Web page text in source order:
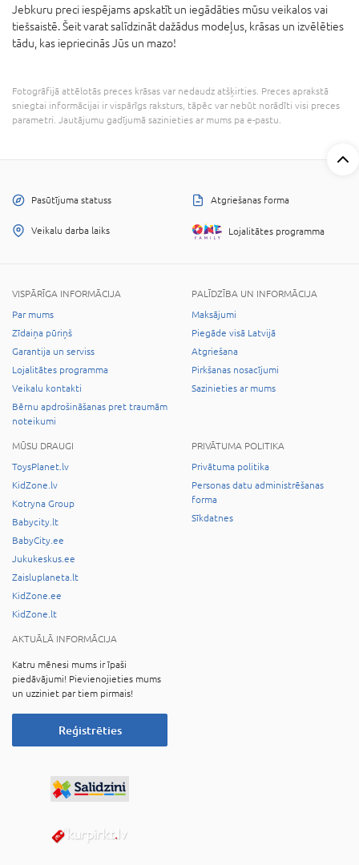
Jebkuru preci iespējams apskatīt un iegādāties mūsu veikalos vai
tiešsaistē. Šeit varat salīdzināt dažādus modeļus, krāsas un izvēlēties
tādu, kas iepriecinās Jūs un mazo!
Fotogrāfijā attēlotās preces krāsas var nedaudz atšķirties. Preces aprakstā
sniegtai informācijai ir vispārīgs raksturs, tāpēc var nebūt norādīti visi preces
parametri. Jautājumu gadījumā sazinieties ar mums pa e-pastu.
Pasūtījuma statuss Atgriešanas forma
Veikalu darba laiks Lojalitātes programma
VISPĀRĪGA INFORMĀCIJA
Par mums
Zīdaiņa pūriņš
Garantija un serviss
Lojalitātes programma
Veikalu kontakti
Bērnu apdrošināšanas pret traumām
noteikumi
PALĪDZĪBA UN INFORMĀCIJA
Maksājumi
Piegāde visā Latvijā
Atgriešana
Pirkšanas nosacījumi
Sazinieties ar mums
MŪSU DRAUGI
ToysPlanet.lv
KidZone.lv
Kotryna Group
Babycity.lt
BabyCity.ee
Jukukeskus.ee
Zaisluplaneta.lt
KidZone.ee
KidZone.lt
PRIVĀTUMA POLITIKA
Privātuma politika
Personas datu administrēšanas
forma
Sīkdatnes
AKTUĀLĀ INFORMĀCIJA
Katru mēnesi mums ir īpaši
piedāvājumi! Pievienojieties mums
un uzziniet par tiem pirmais!
Reģistrēties